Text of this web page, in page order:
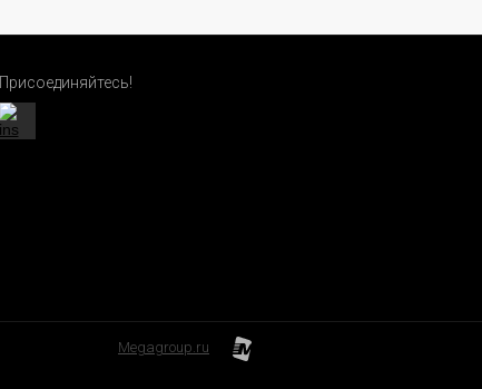
Присоединяйтесь!
Megagroup.ru